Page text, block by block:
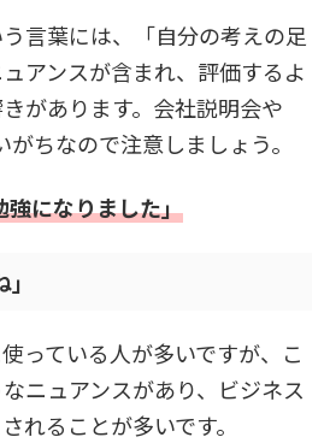
う言葉には、「自分の考えの足
アンスが含まれ、評価するよ
があります。会社説明会や
ちなので注意しましょう。
強になりました」
っている人が多いですが、こ
ニュアンスがあり、ビジネス
れることが多いです。